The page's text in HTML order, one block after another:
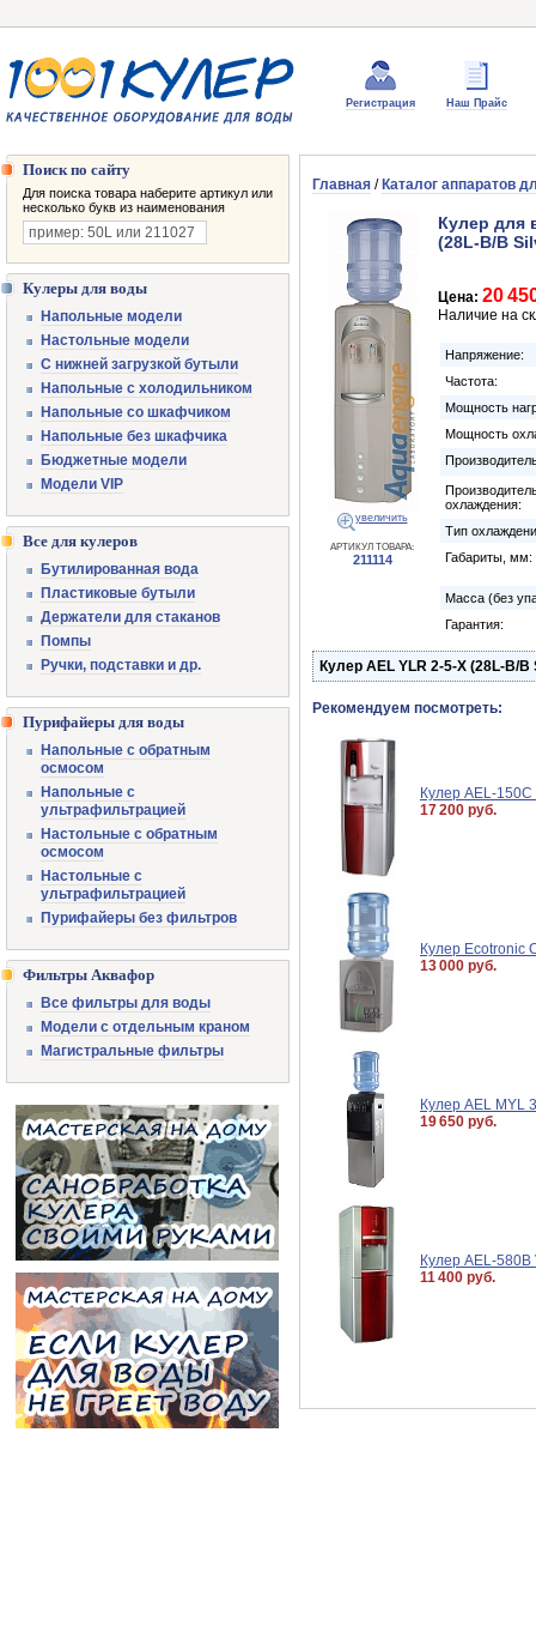
Регистрация Наш Прайс
Главная / Каталог аппаратов
увеличить
АРТИКУЛ ТОВАРА:
211114
Кулер для
(28L-B/B
Цена: 20
Наличие на
Напряжение:
Частота:
Мощность
Мощность
охлаждения:
Тип
Габариты, мм:
Масса (без
Гарантия:
Кулер AEL YLR 2-5-X (28L-B/B
Рекомендуем посмотреть:
Кулер AEL-
17 200 руб.
Кулер Ecotronic
13 000 руб.
Кулер AEL MYL
19 650 руб.
Кулер AEL-
11 400 руб.
Поиск по сайту
Для поиска товара наберите артикул или
несколько букв из наименования
Кулеры для воды
Напольные модели
Настольные модели
С нижней загрузкой бутыли
Напольные с холодильником
Напольные со шкафчиком
Напольные без шкафчика
Бюджетные модели
Модели VIP
Все для кулеров
Бутилированная вода
Пластиковые бутыли
Держатели для стаканов
Помпы
Ручки, подставки и др.
Пурифайеры для воды
Напольные с обратным
осмосом
Напольные с
ультрафильтрацией
Настольные с обратным
осмосом
Настольные с
ультрафильтрацией
Пурифайеры без фильтров
Фильтры Аквафор
Все фильтры для воды
Модели с отдельным краном
Магистральные фильтры